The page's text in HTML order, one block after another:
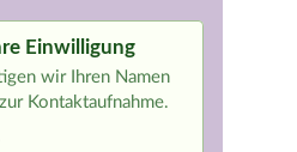
Einwilligung
wir Ihren Namen
Kontaktaufnahme.